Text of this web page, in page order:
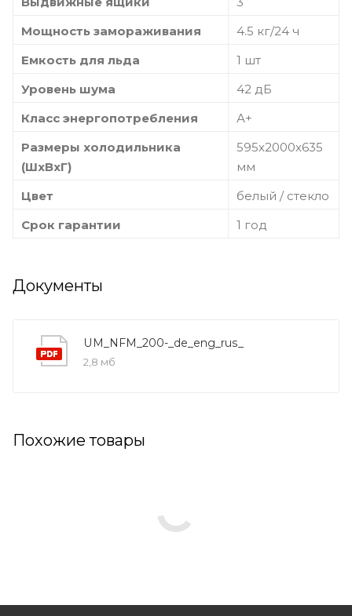
Мощность замораживания
4.5 кг/24 ч
Емкость для льда
1 шт
Уровень шума
42 дБ
Класс энергопотребления
А+
Размеры холодильника
(ШxВxГ)
595х2000х635
мм
Цвет
белый / стекло
Срок гарантии
1 год
Документы
UM_NFM_200-_de_eng_rus_
2,8 мб
Похожие товары